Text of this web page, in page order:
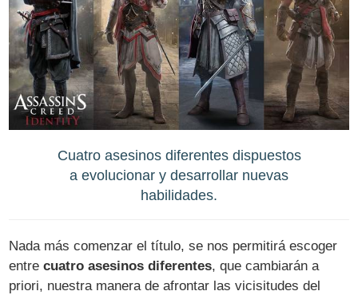
Cuatro asesinos diferentes dispuestos
a evolucionar y desarrollar nuevas
habilidades.
Nada más comenzar el título, se nos permitirá escoger
entrecuatro asesinos diferentes, que cambiarán a
priori, nuestra manera de afrontar las vicisitudes del